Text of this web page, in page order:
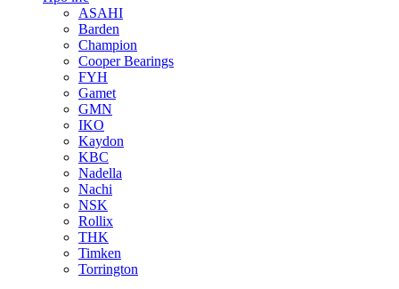
ASAHI
Barden
Champion
Cooper Bearings
FYH
Gamet
GMN
IKO
Kaydon
KBC
Nadella
Nachi
NSK
Rollix
THK
Timken
Torrington